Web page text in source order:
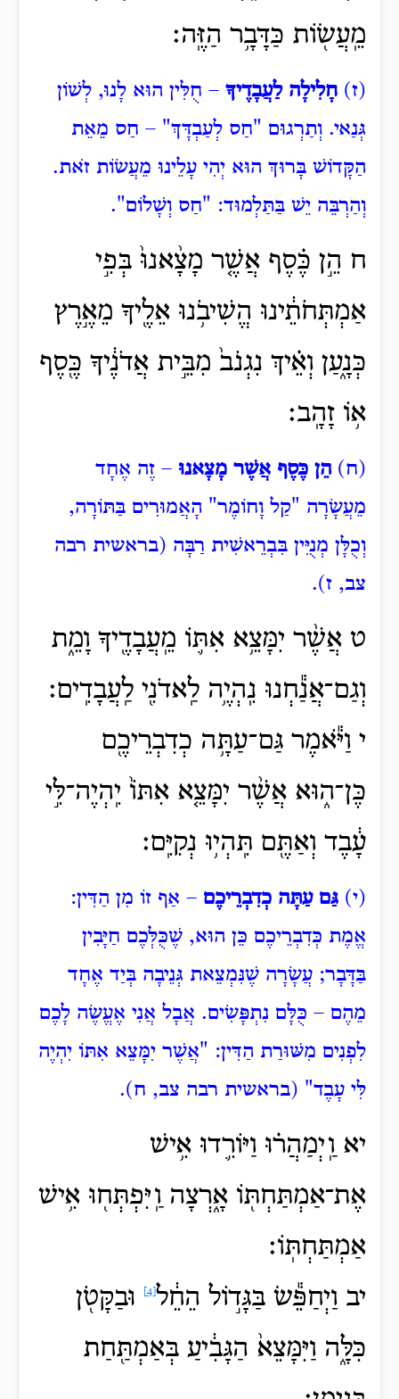
מֵֽעֲשׂ֖וֹת כַּדָּבָ֥ר הַזֶּֽה׃
(ז) חָלִילָה לַעֲבָדֶיךָ – חֻלִּין הוּא לָנוּ, לְשׁוֹן
גְּנַאי. וְתַרְגוּם "חַס לְעַבְדָּךְ" – חַס מֵאֵת
הַקָּדוֹשׁ בָּרוּךְ הוּא יְהִי עָלֵינוּ מֵעֲשׂוֹת זֹאת.
וְהַרְבֵּה יֵשׁ בַּתַּלְמוּד: "חַס וְשָׁלוֹם".
ח הֵ֣ן כֶּ֗סֶף אֲשֶׁ֤ר מָצָ֨אנוּ֙ בְּפִ֣י
אַמְתְּחֹתֵ֔ינוּ הֱשִׁיבֹ֥נוּ אֵלֶ֖יךָ מֵאֶ֣רֶץ
כְּנָ֑עַן וְאֵ֗יךְ נִגְנֹב֙ מִבֵּ֣ית אֲדֹנֶ֔יךָ כֶּ֖סֶף
א֥וֹ זָהָֽב׃
(ח)הֵן כֶּסֶף אֲשֶׁר מָצָאנוּ – זֶה אֶחָד
מֵעֲשָׂרָה "קַל וָחוֹמֶר" הָאֲמוּרִים בַּתּוֹרָה,
וְכֻלָּן מְנֻיִּין בִּבְרֵאשִׁית רַבָּה (בראשית רבה
צב, ז).
ט אֲשֶׁ֨ר יִמָּצֵ֥א אִתּ֛וֹ מֵֽעֲבָדֶ֖יךָ וָמֵ֑ת
וְגַם־אֲנַ֕חְנוּ נִֽהְיֶ֥ה לַֽאדֹנִ֖י לַֽעֲבָדִֽים׃
י וַיֹּ֕אמֶר גַּם־עַתָּ֥ה כְדִבְרֵיכֶ֖ם
כֶּן־ה֑וּא אֲשֶׁ֨ר יִמָּצֵ֤א אִתּוֹ֙ יִֽהְיֶה־לִּ֣י
עָ֔בֶד וְאַתֶּ֖ם תִּֽהְי֥וּ נְקִיִּֽם׃
(י) גַּם עַתָּה כְדִבְרֵיכֶם – אַף זוֹ מִן הַדִּין:
אֱמֶת כְּדִבְרֵיכֶם כֵּן הוּא, שֶׁכֻּלְּכֶם חַיָּבִין
בַּדָּבָר; עֲשָׂרָה שֶׁנִּמְצֵאת גְּנֵיבָה בְּיַד אֶחָד
מֵהֶם – כֻּלָּם נִתְפָּשִׂים. אֲבָל אֲנִי אֶעֱשֶׂה לָכֶם
לִפְנִים מִשּׁוּרַת הַדִּין: "אֲשֶׁר יִמָּצֵא אִתּוֹ יִהְיֶה
לִּי עָבֶד" (בראשית רבה צב, ח).
יא וַֽיְמַהֲר֗וּ וַיּוֹרִ֛דוּ אִ֥ישׁ
אֶת־אַמְתַּחְתּ֖וֹ אָ֑רְצָה וַֽיִּפְתְּח֖וּ אִ֥ישׁ
אַמְתַּחְתּֽוֹ׃
יב וַיְחַפֵּ֕שׂ בַּגָּד֣וֹל הֵחֵ֔ל
וּבַקָּטֹ֖ן
כִּלָּ֑ה וַיִּמָּצֵא֙ הַגָּבִ֔יעַ בְּאַמְתַּ֖חַת